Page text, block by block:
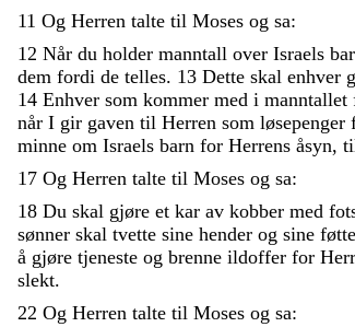
11 Og Herren talte til Moses og sa:
12 Når du holder manntall over Israels
dem fordi de telles. 13 Dette skal enhver
14 Enhver som kommer med i manntallet
når I gir gaven til Herren som løsepenger
minne om Israels barn for Herrens åsyn,
17 Og Herren talte til Moses og sa:
18 Du skal gjøre et kar av kobber med
sønner skal tvette sine hender og sine
å gjøre tjeneste og brenne ildoffer for
slekt.
22 Og Herren talte til Moses og sa: